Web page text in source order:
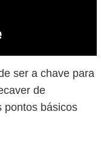
ser a chave para
de
pontos básicos